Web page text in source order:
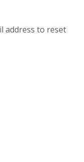
address to reset